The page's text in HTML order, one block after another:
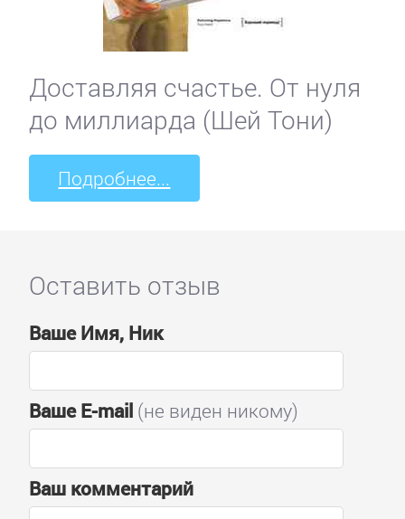
Доставляя счастье. От нуля
до миллиарда (Шей Тони)
Подробнее...
Оставить отзыв
Ваше Имя, Ник
Ваше E-mail(не виден никому)
Ваш комментарий